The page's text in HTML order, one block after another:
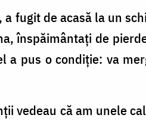
fugit de acasă la un
înspăimântaţi de
a pus o condiție: va
vedeau că am unele